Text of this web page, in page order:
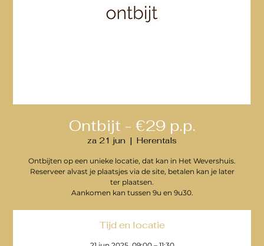
Ontbijt - €29 p.p.
za 21 jun
  |
Herentals
Ontbijten op een unieke locatie, dat kan in Het Wevershuis.
Reserveer alvast je plaatsjes via de site, betalen kan je later
ter plaatsen.
Aankomen kan tussen 9u en 9u30.
Tijd en locatie